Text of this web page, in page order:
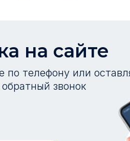
на сайте
по телефону или
обратный звонок